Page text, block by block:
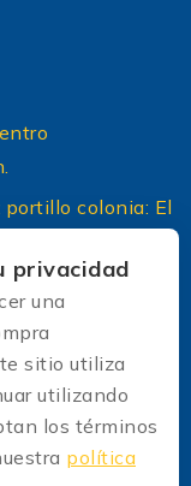
colonia: El
privacidad
una
sitio utiliza
utilizando
los términos
política